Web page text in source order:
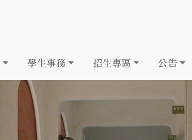
學生事務 招生專區 公告